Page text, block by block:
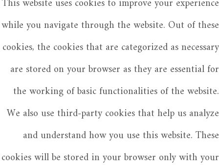
This website uses cookies to improve your experience
while you navigate through the website. Out of these
cookies, the cookies that are categorized as necessary
are stored on your browser as they are essential for
the working of basic functionalities of the website.
We also use third-party cookies that help us analyze
and understand how you use this website. These
cookies will be stored in your browser only with your